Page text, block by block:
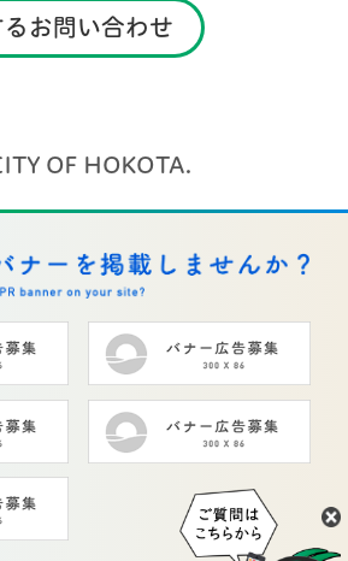
お問い合わせ
OF HOKOTA.